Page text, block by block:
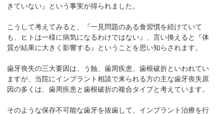
きていない』という事実が得られました。
こうして考えてみると、『一見問題のある食習慣を続けていて
も、ヒトは一様に病気になるわけではない』、言い換えると『体
質が結果に大きく影響する』ということを思い知らされます。
歯牙喪失の三大要因は、う蝕、歯周疾患、歯根破折といわれてい
ますが、当院にインプラント相談で来られる方の主な歯牙喪失原
因の多くは、歯周疾患と歯根破折の複合タイプと考えています。
そのような保存不可能な歯牙を抜歯して、インプラント治療を行